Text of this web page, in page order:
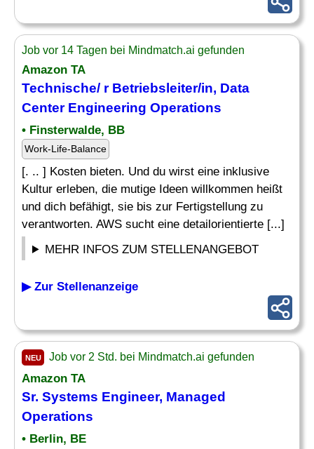
Job vor 14 Tagen bei Mindmatch.ai gefunden
Amazon TA
Technische/ r Betriebsleiter/in, Data
Center Engineering Operations
• Finsterwalde, BB
Work-Life-Balance
[. .. ] Kosten bieten. Und du wirst eine inklusive
Kultur erleben, die mutige Ideen willkommen heißt
und dich befähigt, sie bis zur Fertigstellung zu
verantworten. AWS sucht eine detailorientierte [...]
MEHR INFOS ZUM STELLENANGEBOT
▶ Zur Stellenanzeige
NEU Job vor 2 Std. bei Mindmatch.ai gefunden
Amazon TA
Sr. Systems Engineer, Managed
Operations
• Berlin, BE